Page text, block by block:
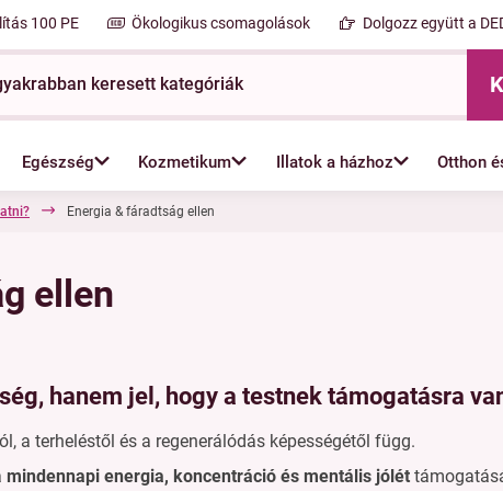
100 PE Ökologikus csomagolások Dolgozz együtt a
Egészség Kozmetikum Illatok a házhoz Otthon
Energia & fáradtság ellen
ellen
hanem jel, hogy a testnek támogatásra
a terheléstől és a regenerálódás képességétől függ.
mindennapi energia, koncentráció és mentális jólét